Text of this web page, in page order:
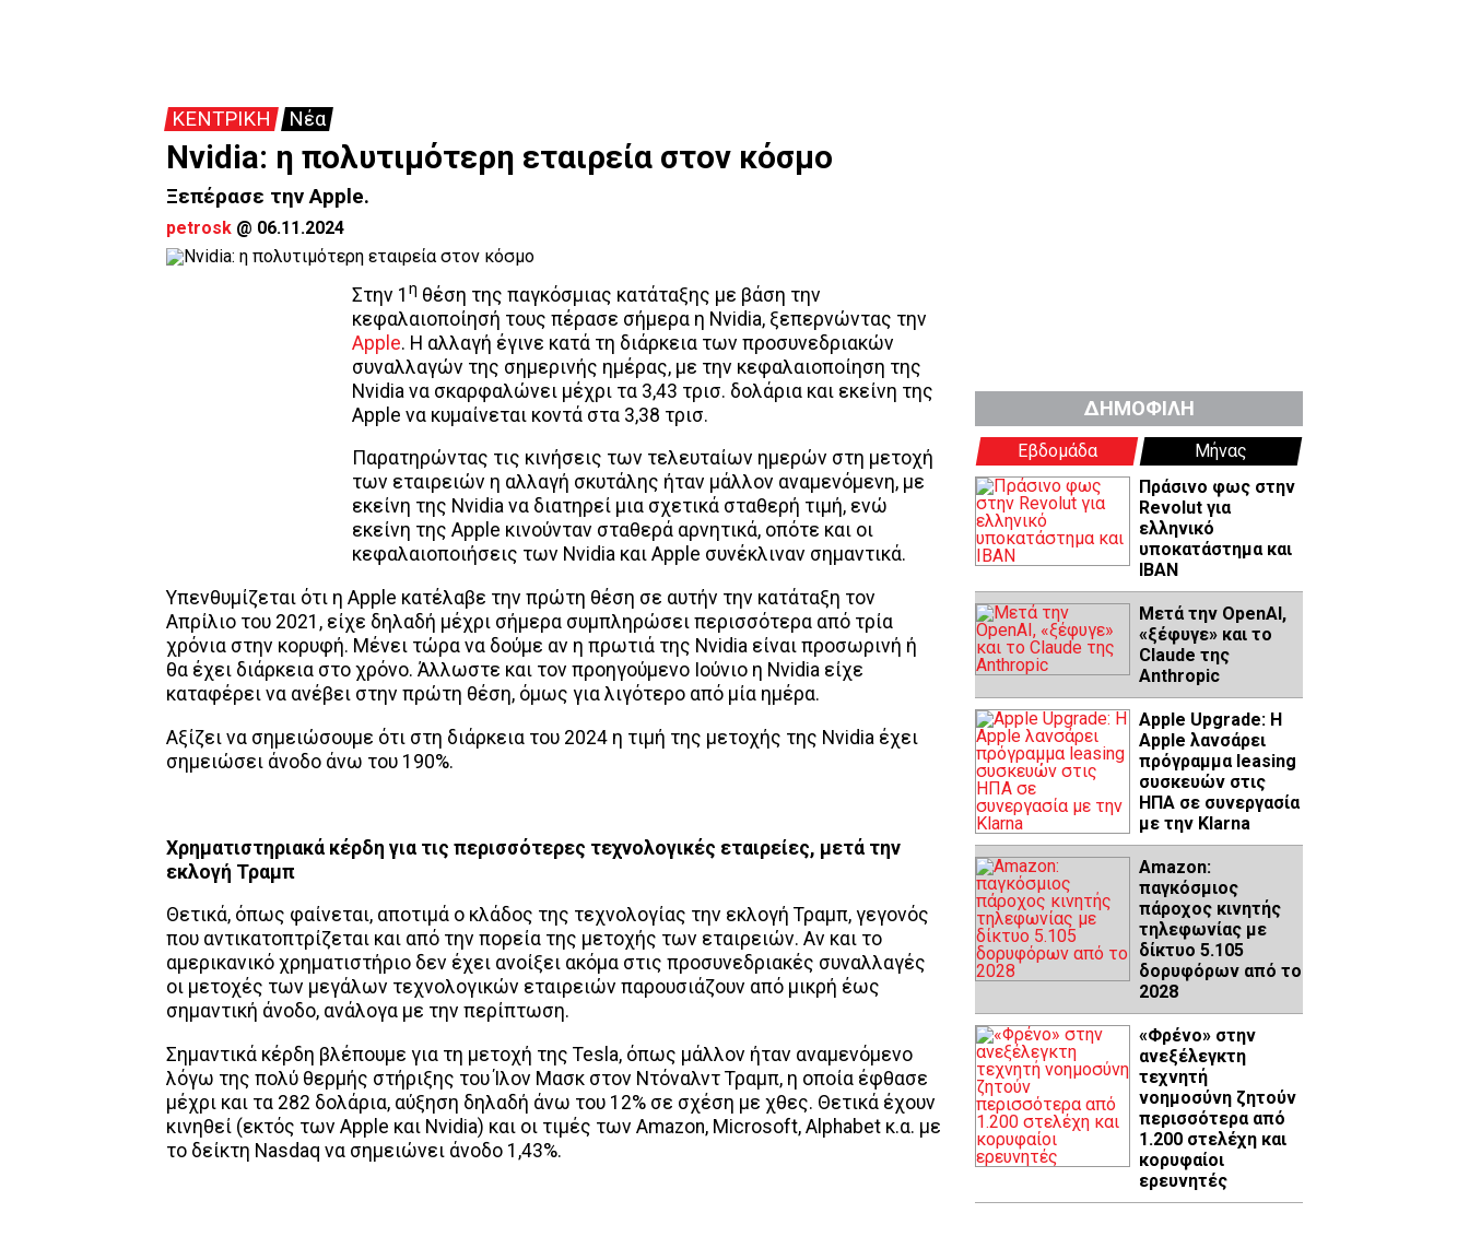
ΚΕΝΤΡΙΚΗ Νέα
Nvidia: η πολυτιμότερη εταιρεία στον κόσμο
Ξεπέρασε την Apple.
petrosk @ 06.11.2024
Στην 1 η θέση της παγκόσμιας κατάταξης με βάση την
κεφαλαιοποίησή τους πέρασε σήμερα η Nvidia, ξεπερνώντας την
Apple. Η αλλαγή έγινε κατά τη διάρκεια των προσυνεδριακών
συναλλαγών της σημερινής ημέρας, με την κεφαλαιοποίηση της
Nvidia να σκαρφαλώνει μέχρι τα 3,43 τρισ. δολάρια και εκείνη της
Apple να κυμαίνεται κοντά στα 3,38 τρισ.
Παρατηρώντας τις κινήσεις των τελευταίων ημερών στη μετοχή
των εταιρειών η αλλαγή σκυτάλης ήταν μάλλον αναμενόμενη, με
εκείνη της Nvidia να διατηρεί μια σχετικά σταθερή τιμή, ενώ
εκείνη της Apple κινούνταν σταθερά αρνητικά, οπότε και οι
κεφαλαιοποιήσεις των Nvidia και Apple συνέκλιναν σημαντικά.
Υπενθυμίζεται ότι η Apple κατέλαβε την πρώτη θέση σε αυτήν την κατάταξη τον
Απρίλιο του 2021, είχε δηλαδή μέχρι σήμερα συμπληρώσει περισσότερα από τρία
χρόνια στην κορυφή. Μένει τώρα να δούμε αν η πρωτιά της Nvidia είναι προσωρινή ή
θα έχει διάρκεια στο χρόνο. Άλλωστε και τον προηγούμενο Ιούνιο η Nvidia είχε
καταφέρει να ανέβει στην πρώτη θέση, όμως για λιγότερο από μία ημέρα.
Αξίζει να σημειώσουμε ότι στη διάρκεια του 2024 η τιμή της μετοχής της Nvidia έχει
σημειώσει άνοδο άνω του 190%.
Χρηματιστηριακά κέρδη για τις περισσότερες τεχνολογικές εταιρείες, μετά την
εκλογή Τραμπ
Θετικά, όπως φαίνεται, αποτιμά ο κλάδος της τεχνολογίας την εκλογή Τραμπ, γεγονός
που αντικατοπτρίζεται και από την πορεία της μετοχής των εταιρειών. Αν και το
αμερικανικό χρηματιστήριο δεν έχει ανοίξει ακόμα στις προσυνεδριακές συναλλαγές
οι μετοχές των μεγάλων τεχνολογικών εταιρειών παρουσιάζουν από μικρή έως
σημαντική άνοδο, ανάλογα με την περίπτωση.
Σημαντικά κέρδη βλέπουμε για τη μετοχή της Tesla, όπως μάλλον ήταν αναμενόμενο
λόγω της πολύ θερμής στήριξης του Ίλον Μασκ στον Ντόναλντ Τραμπ, η οποία έφθασε
μέχρι και τα 282 δολάρια, αύξηση δηλαδή άνω του 12% σε σχέση με χθες. Θετικά έχουν
κινηθεί (εκτός των Apple και Nvidia) και οι τιμές των Amazon, Microsoft, Alphabet κ.α. με
το δείκτη Nasdaq να σημειώνει άνοδο 1,43%.
ΔΗΜΟΦΙΛΗ
Εβδομάδα
Μήνας
Πράσινο φως στην
Revolut για
ελληνικό
υποκατάστημα και
IBAN
Μετά την OpenAI,
«ξέφυγε» και το
Claude της
Anthropic
Apple Upgrade: Η
Apple λανσάρει
πρόγραμμα leasing
συσκευών στις
ΗΠΑ σε συνεργασία
με την Klarna
Amazon:
παγκόσμιος
πάροχος κινητής
τηλεφωνίας με
δίκτυο 5.105
δορυφόρων από το
2028
«Φρένο» στην
ανεξέλεγκτη
τεχνητή
νοημοσύνη ζητούν
περισσότερα από
1.200 στελέχη και
κορυφαίοι
ερευνητές